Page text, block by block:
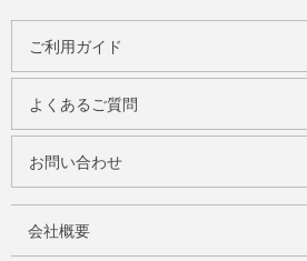
ご利用ガイド
よくあるご質問
お問い合わせ
会社概要